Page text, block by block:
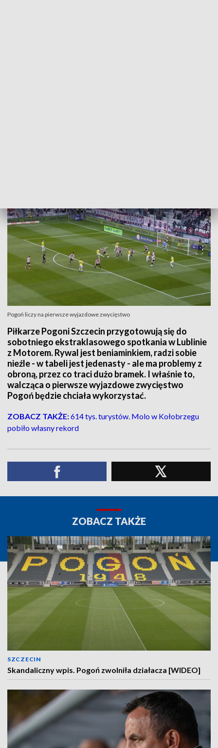
Pogoń liczy na pierwsze wyjazdowe zwycięstwo
Piłkarze Pogoni Szczecin przygotowują się do
sobotniego ekstraklasowego spotkania w Lublinie
z Motorem. Rywal jest beniaminkiem, radzi sobie
nieźle - w tabeli jest jedenasty - ale ma problemy z
obroną, przez co traci dużo bramek. I właśnie to,
walcząca o pierwsze wyjazdowe zwycięstwo
Pogoń będzie chciała wykorzystać.
ZOBACZ TAKŻE:614 tys. turystów. Molo w Kołobrzegu
pobiło własny rekord
ZOBACZ TAKŻE
SZCZECIN
Skandaliczny wpis. Pogoń zwolniła działacza [WIDEO]